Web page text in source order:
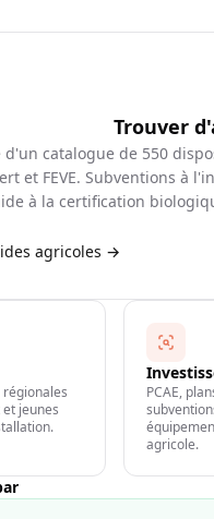
Trouver
catalogue de 550
et FEVE. Subventions à
à la certification
agricoles →
régionales
jeunes
PCAE,
agricole.